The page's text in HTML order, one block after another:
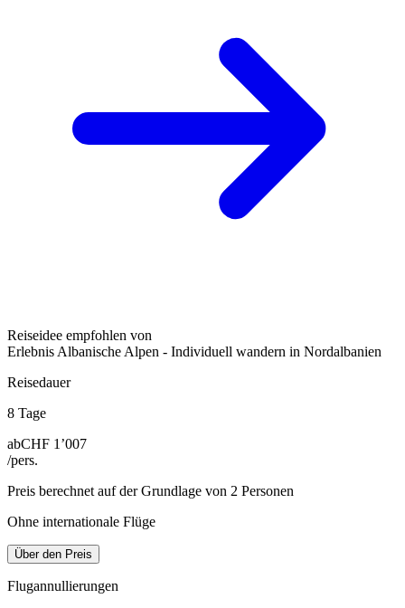
Reiseidee empfohlen von
Erlebnis Albanische Alpen - Individuell wandern in Nordalbanien
Reisedauer
8 Tage
abCHF 1’007
/pers.
Preis berechnet auf der Grundlage von 2 Personen
Ohne internationale Flüge
Über den Preis
Flugannullierungen